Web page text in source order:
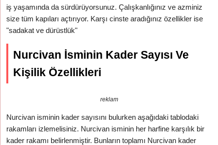
iş yaşamında da sürdürüyorsunuz. Çalışkanlığınız ve azminiz
size tüm kapıları açtırıyor. Karşı cinste aradığınız özellikler ise
"sadakat ve dürüstlük"
Nurcivan İsminin Kader Sayısı Ve
Kişilik Özellikleri
reklam
Nurcivan isminin kader sayısını bulurken aşağıdaki tablodaki
rakamları izlemelisiniz. Nurcivan isminin her harfine karşılık bir
kader rakamı belirlenmiştir. Bunların toplamı Nurcivan kader